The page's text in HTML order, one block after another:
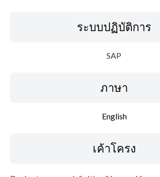
ระบบปฏิบัติการ
SAP
ภาษา
English
เค้าโครง